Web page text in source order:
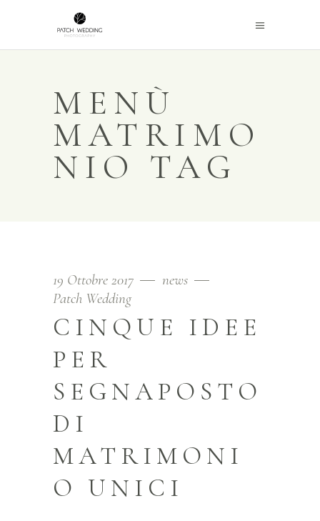
MENÙ
MATRIMO
NIO TAG
19 Ottobre 2017
news
Patch Wedding
CINQUE IDEE
PER
SEGNAPOSTO
DI
MATRIMONI
O UNICI